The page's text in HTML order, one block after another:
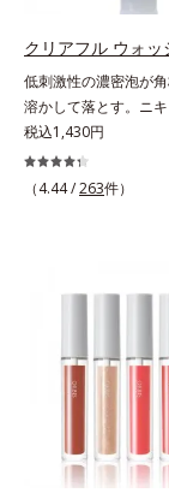
プローチして肌荒れ
にゆらがない肌を叶え
成分「MCアクティベ
(*5)」。肌のうるおい
高めて、ハリ感あふれ
ます。うるおいに満ち
肌をご体感いただく
ている状態*2 年齢に
ース及び先行技術調
べ*5 オトギリソウエ
たハリツヤ肌へ導く保
クリアフル ウォッ
低刺激性の濃密泡が
溶かして落とす。ニ
さないクリアな肌に洗
料。「ニキビをくり返
「毛穴目立ちが気に
です。5種の和漢植物
ラーゲンが肌をいた
おいを与え、バリア
さらにビタミンC誘導
した5種の整肌成分
税込1,430円
（4.44 /263件）